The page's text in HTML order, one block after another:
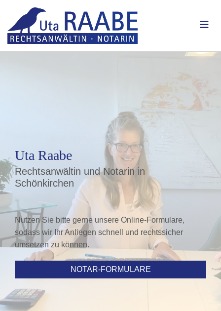
Uta Raabe
Rechtsanwältin und Notarin in
Schönkirchen
Nutzen Sie bitte gerne unsere Online-Formulare,
sodass wir Ihr Anliegen schnell und rechtssicher
umsetzen zu können.
NOTAR-FORMULARE